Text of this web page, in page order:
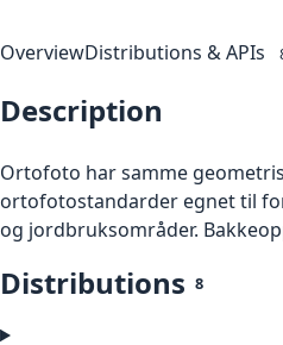
OverviewDistributions & APIs
Description
Ortofoto har samme
ortofotostandarder egnet til
og jordbruksområder.
Distributions 8